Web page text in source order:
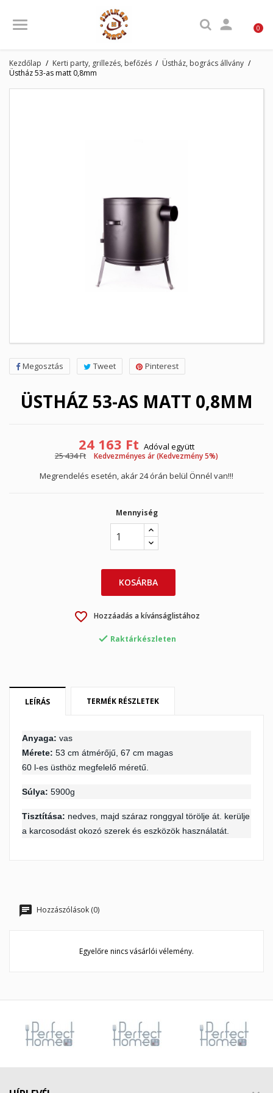
 0
Kezdőlap Kerti party, grillezés, befőzés
Üstház, bogrács állvány
Üstház 53-as matt 0,8mm
Megosztás Tweet Pinterest
ÜSTHÁZ 53-AS MATT 0,8MM
24 163 Ft Adóval együtt
25 434 Ft
Kedvezményes ár (Kedvezmény 5%)
Megrendelés esetén, akár 24 órán belül Önnél van!!!
Mennyiség
KOSÁRBA
favorite_border Hozzáadás a kívánságlistához
 Raktárkészleten
LEÍRÁS TERMÉK RÉSZLETEK
Anyaga: vas
Mérete: 53 cm átmérőjű, 67 cm magas
60 l-es üsthöz megfelelő méretű.
Súlya: 5900g
Tisztítása: nedves, majd száraz ronggyal törölje át. kerülje
a karcosodást okozó szerek és eszközök használatát.
Hozzászólások (0)
Egyelőre nincs vásárlói vélemény.
My wishlists
Kívánságlista neve
Mégsem Kívánságlista létrehozása
Bejelentkezés
Be kell jelentkezned a termékek kívánságlistába történő
Mégsem